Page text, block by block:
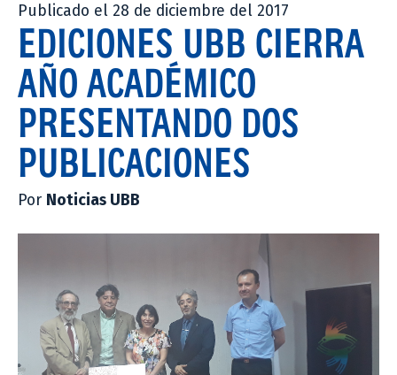
Publicado el 28 de diciembre del 2017
EDICIONES UBB CIERRA
AÑO ACADÉMICO
PRESENTANDO DOS
PUBLICACIONES
Por Noticias UBB